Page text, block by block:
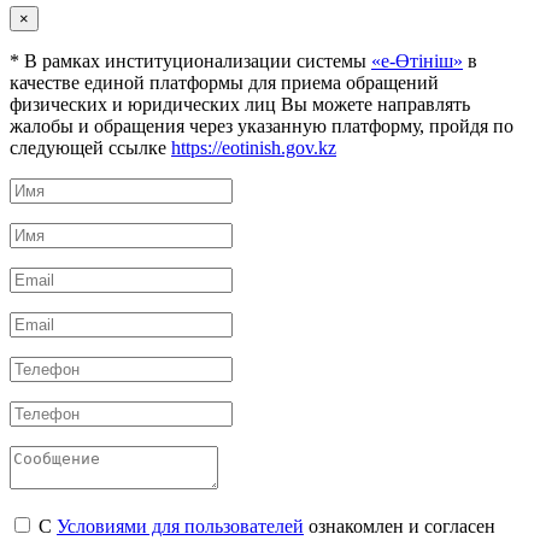
×
* В рамках институционализации системы «е-Өтініш» в
качестве единой платформы для приема обращений
физических и юридических лиц Вы можете направлять
жалобы и обращения через указанную платформу, пройдя по
следующей ссылке https://eotinish.gov.kz
С Условиями для пользователей ознакомлен и согласен